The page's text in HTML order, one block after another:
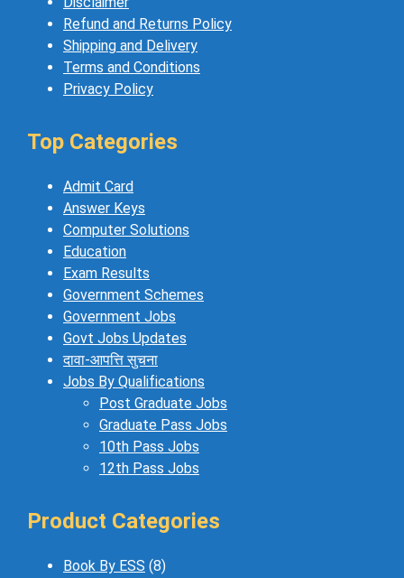
Refund and Returns Policy
Shipping and Delivery
Terms and Conditions
Privacy Policy
Top Categories
Admit Card
Answer Keys
Computer Solutions
Education
Exam Results
Government Schemes
Government Jobs
Govt Jobs Updates
दावा-आपत्ति सुचना
Jobs By Qualifications
Post Graduate Jobs
Graduate Pass Jobs
10th Pass Jobs
12th Pass Jobs
Product Categories
Book By ESS (8)